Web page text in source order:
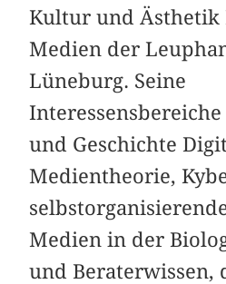
Kultur und Ästhetik
Medien der
Lüneburg. Seine
und Geschichte
Medientheorie,
Medien in der
und Beraterwissen,